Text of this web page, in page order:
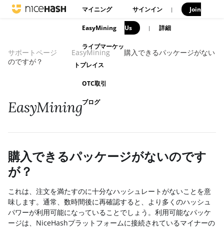
マイニング
EasyMining
ライブマーケッ
トプレイス
OTC取引
ブログ
サインイン | Join
Us | 詳細
サポートページ EasyMining
購入できるパッケージがない
のですが？
EasyMining
購入できるパッケージがないのです
が？
これは、注文を満たすのに十分なハッシュレートがないことを意
味します。通常、数時間後に再確認すると、より多くのハッシュ
パワーが利用可能になっていることでしょう。利用可能なパッケ
ージは、NiceHashプラットフォームに接続されているマイナーの